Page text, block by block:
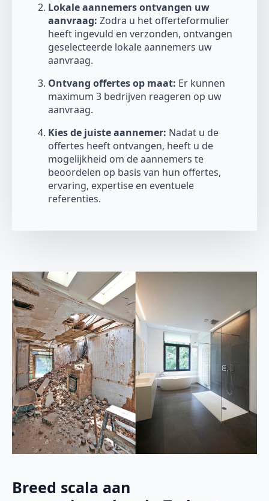
Lokale aannemers ontvangen uw
aanvraag: Zodra u het offerteformulier
heeft ingevuld en verzonden, ontvangen
geselecteerde lokale aannemers uw
aanvraag.
Ontvang offertes op maat: Er kunnen
maximum 3 bedrijven reageren op uw
aanvraag.
Kies de juiste aannemer: Nadat u de
offertes heeft ontvangen, heeft u de
mogelijkheid om de aannemers te
beoordelen op basis van hun offertes,
ervaring, expertise en eventuele
referenties.
Breed scala aan